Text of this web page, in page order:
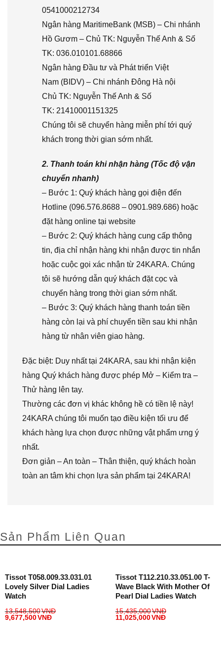
0541000212734
Ngân hàng MaritimeBank (MSB) – Chi nhánh
Hồ Gươm – Chủ TK: Nguyễn Thế Anh & Số
TK: 036.010101.68866
Ngân hàng Đầu tư và Phát triển Việt
Nam (BIDV) – Chi nhánh Đông Hà nội
Chủ TK: Nguyễn Thế Anh & Số
TK: 21410001151325
Chúng tôi sẽ chuyển hàng miễn phí tới quý
khách trong thời gian sớm nhất.
2. Thanh toán khi nhận hàng (Tốc độ vận
chuyển nhanh)
– Bước 1: Quý khách hàng gọi điện đến
Hotline (096.576.8688 – 0901.989.686) hoặc
đặt hàng online tại website
– Bước 2: Quý khách hàng cung cấp thông
tin, địa chỉ nhận hàng khi nhận được tin nhắn
hoặc cuộc gọi xác nhận từ 24KARA. Chúng
tôi sẽ hướng dẫn quý khách đặt cọc và
chuyển hàng trong thời gian sớm nhất.
– Bước 3: Quý khách hàng thanh toán tiền
hàng còn lại và phí chuyển tiền sau khi nhận
hàng từ nhân viên giao hàng.
Đặc biệt: Duy nhất tại 24KARA, sau khi nhận kiện
hàng Quý khách hàng được phép Mở – Kiểm tra –
Thử hàng lên tay.
Thường các đơn vị khác không hề có tiền lệ này!
24KARA chúng tôi muốn tạo điều kiện tối ưu để
khách hàng lựa chọn được những vật phẩm ưng ý
nhất.
Đơn giản – An toàn – Thân thiện, quý khách hoàn
toàn an tâm khi chọn lựa sản phẩm tại 24KARA!
Sản Phẩm Liên Quan
Tissot T058.009.33.031.01
Lovely Silver Dial Ladies
Watch
13,548,500VNĐ
9,677,500VNĐ
Tissot T112.210.33.051.00 T-
Wave Black With Mother Of
Pearl Dial Ladies Watch
15,435,000VNĐ
11,025,000VNĐ